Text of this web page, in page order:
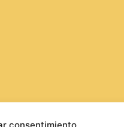
consentimiento